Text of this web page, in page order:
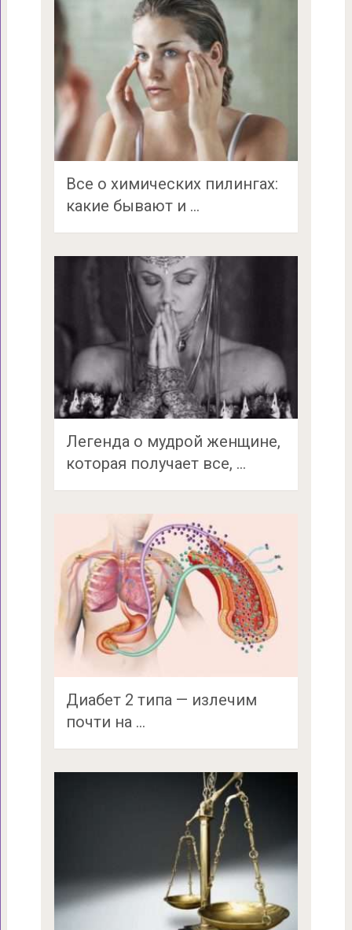
Все о химических пилингах:
какие бывают и …
Легенда о мудрой женщине,
которая получает все, …
Диабет 2 типа — излечим
почти на …